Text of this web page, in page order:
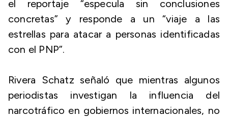
el reportaje “especula sin conclusiones
concretas” y responde a un “viaje a las
estrellas para atacar a personas identificadas
con el PNP”.
Rivera Schatz señaló que mientras algunos
periodistas investigan la influencia del
narcotráfico en gobiernos internacionales, no